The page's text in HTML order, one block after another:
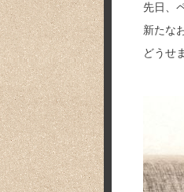
先日、
新たな
どうせ